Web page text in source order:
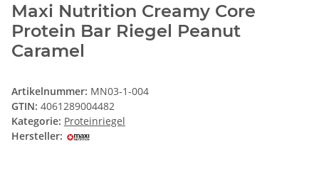
Maxi Nutrition Creamy Core
Protein Bar Riegel Peanut
Caramel
Artikelnummer: MN03-1-004
GTIN: 4061289004482
Kategorie: Proteinriegel
Hersteller: